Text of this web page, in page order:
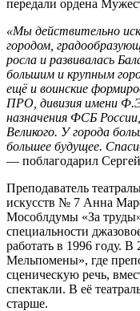
передали ордена
«Мы действительно
городом,
росла и развивалась
большим и крупным
ещё и воинские
ПРО, дивизия имени
назначения ФСБ
Великого. У города
большее будущее.
— поблагодарил
Преподаватель
искусств № 7 Анна
Мособлдумы «За
специальности
работать в 1996 году. В
Мельпомены», где
сценическую речь,
спектакли. В её
старше.